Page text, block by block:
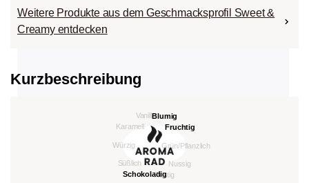
Weitere Produkte aus dem Geschmacksprofil Sweet &
Creamy entdecken
Kurzbeschreibung